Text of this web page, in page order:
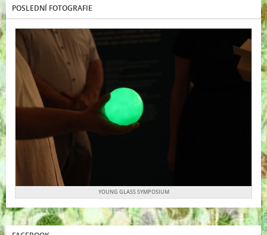
POSLEDNÍ FOTOGRAFIE
YOUNG GLASS SYMPOSIUM